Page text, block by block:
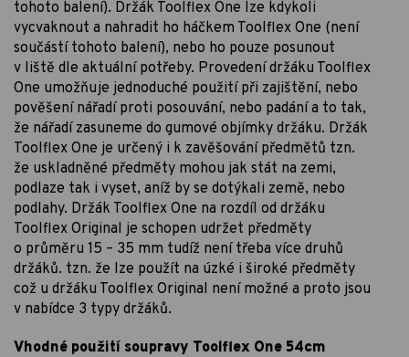
tohoto balení). Držák Toolflex One lze kdykoli
vycvaknout a nahradit ho háčkem Toolflex One (není
součástí tohoto balení), nebo ho pouze posunout
v liště dle aktuální potřeby. Provedení držáku Toolflex
One umožňuje jednoduché použití při zajištění, nebo
pověšení nářadí proti posouvání, nebo padání a to tak,
že nářadí zasuneme do gumové objímky držáku. Držák
Toolflex One je určený i k zavěšování předmětů tzn.
že uskladněné předměty mohou jak stát na zemi,
podlaze tak i vyset, aníž by se dotýkali země, nebo
podlahy. Držák Toolflex One na rozdíl od držáku
Toolflex Original je schopen udržet předměty
o průměru 15 – 35 mm tudíž není třeba více druhů
držáků. tzn. že lze použít na úzké i široké předměty
což u držáku Toolflex Original není možné a proto jsou
v nabídce 3 typy držáků.
Vhodné použití soupravy Toolflex One 54cm